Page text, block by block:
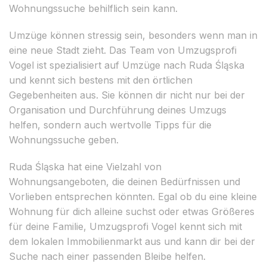
Wohnungssuche behilflich sein kann.
Umzüge können stressig sein, besonders wenn man in
eine neue Stadt zieht. Das Team von Umzugsprofi
Vogel ist spezialisiert auf Umzüge nach Ruda Śląska
und kennt sich bestens mit den örtlichen
Gegebenheiten aus. Sie können dir nicht nur bei der
Organisation und Durchführung deines Umzugs
helfen, sondern auch wertvolle Tipps für die
Wohnungssuche geben.
Ruda Śląska hat eine Vielzahl von
Wohnungsangeboten, die deinen Bedürfnissen und
Vorlieben entsprechen könnten. Egal ob du eine kleine
Wohnung für dich alleine suchst oder etwas Größeres
für deine Familie, Umzugsprofi Vogel kennt sich mit
dem lokalen Immobilienmarkt aus und kann dir bei der
Suche nach einer passenden Bleibe helfen.